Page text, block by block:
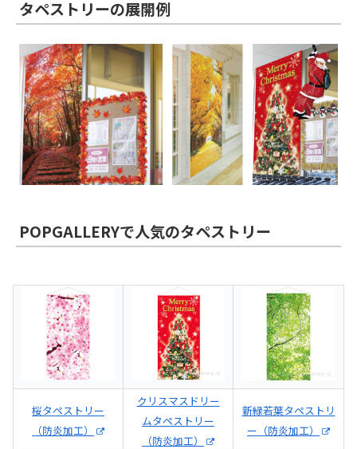
タペストリーの展開例
POPGALLERYで人気のタペストリー
桜タペストリー
（防炎加工）
クリスマスドリー
ムタペストリー
（防炎加工）
新緑若葉タペストリ
ー（防炎加工）